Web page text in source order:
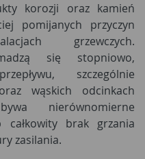
korozji oraz kamień
pomijanych przyczyn
grzewczych.
się stopniowo,
szczególnie
wąskich odcinkach
nierównomierne
całkowity brak grzania
zasilania.